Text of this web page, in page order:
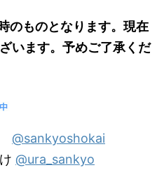
のものとなります。現在
います。予めご了承くだ
@sankyoshokai
@ura_sankyo